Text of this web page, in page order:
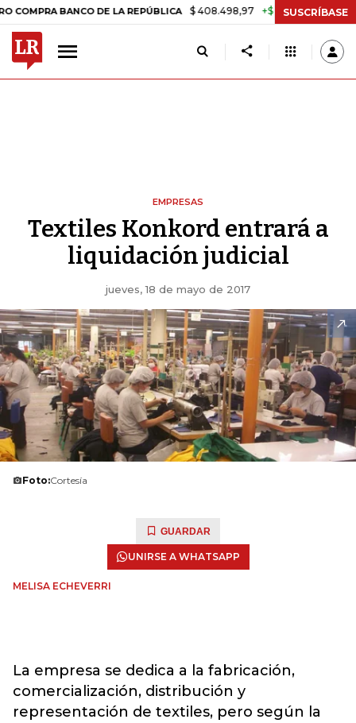
BANCO DE LA REPÚBLICA $ 408.498,97 +$ 8.753,81 +2,19%
SUSCRÍBASE
EMPRESAS
Textiles Konkord entrará a
liquidación judicial
jueves, 18 de mayo de 2017
Foto:Cortesía
GUARDAR
UNIRSE A WHATSAPP
MELISA ECHEVERRI
La empresa se dedica a la fabricación,
comercialización, distribución y
representación de textiles, pero según la